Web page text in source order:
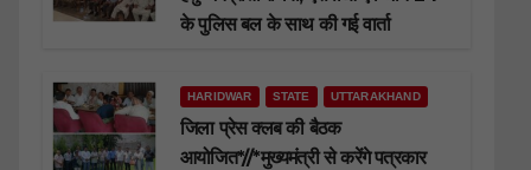
के पुलिस बल के साथ की गई वार्ता
HARIDWAR STATE UTTARAKHAND
जिला प्रेस क्लब की बैठक
आयोजित*//*मुख्यमंत्री से करेंगे पत्रकार